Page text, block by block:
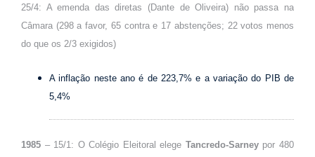
25/4: A emenda das diretas (Dante de Oliveira) não passa na
Câmara (298 a favor, 65 contra e 17 abstenções; 22 votos menos
do que os 2/3 exigidos)
A inflação neste ano é de 223,7% e a variação do PIB de
5,4%
1985 – 15/1: O Colégio Eleitoral elege Tancredo-Sarneypor 480